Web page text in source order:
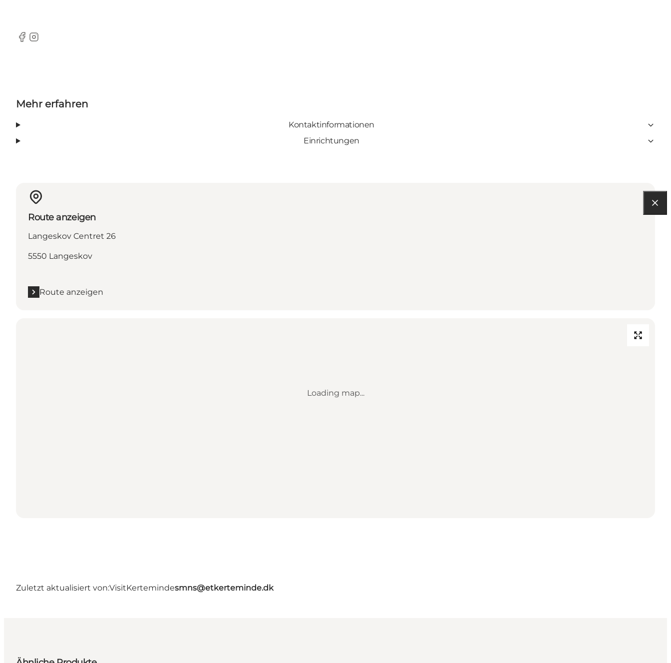
Facebook
Instagram
Mehr erfahren
Kontaktinformationen
Einrichtungen
Route anzeigen
Langeskov Centret 26
5550 Langeskov
Route anzeigen
Loading map...
Zuletzt aktualisiert von:VisitKertemindesmns@etkerteminde.dk